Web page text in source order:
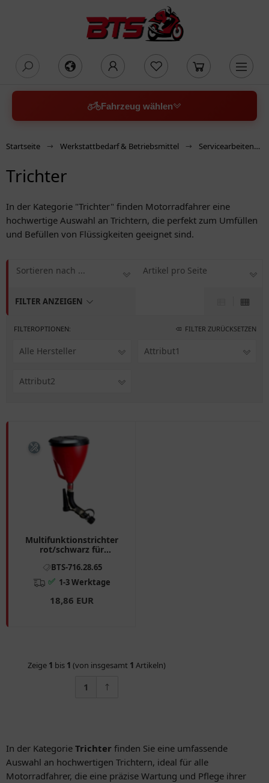
Fahrzeug wählen
Startseite Werkstattbedarf & Betriebsmittel Servicearbeiten
Trichter
In der Kategorie "Trichter" finden Motorradfahrer eine
hochwertige Auswahl an Trichtern, die perfekt zum Umfüllen
und Befüllen von Flüssigkeiten geeignet sind.
FILTER ANZEIGEN
Sortieren nach ... Artikel pro Seite
FILTEROPTIONEN: FILTER ZURÜCKSETZEN
Alle Hersteller Attribut1
Attribut2
Multifunktionstrichter
rot/schwarz für
BTS-716.28.65
✅ 1-3 Werktage
18,86 EUR
Zeige 1 bis 1 (von insgesamt 1 Artikeln)
1
In der Kategorie Trichter finden Sie eine umfassende
Auswahl an hochwertigen Trichtern, ideal für alle
Motorradfahrer, die eine präzise Wartung und Pflege ihrer